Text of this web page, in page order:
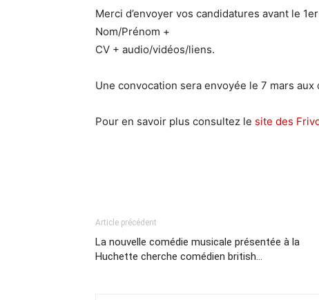
Merci d’envoyer vos candidatures avant le
Nom/Prénom +
CV + audio/vidéos/liens.
Une convocation sera envoyée le 7 mars aux
Pour en savoir plus consultez le site des
Article précédent
La nouvelle comédie musicale présentée à la
Huchette cherche comédien british…